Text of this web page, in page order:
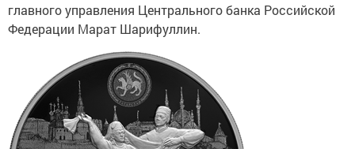
главного управления Центрального банка Российской
Федерации Марат Шарифуллин.